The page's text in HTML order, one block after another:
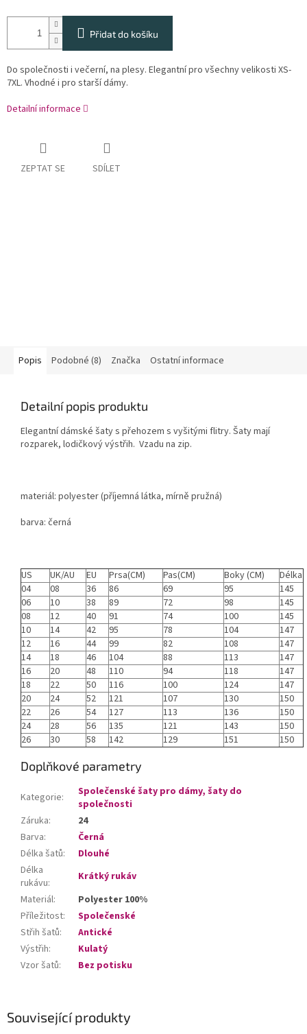
Přidat do košíku
Do společnosti i večerní, na plesy. Elegantní pro všechny velikosti XS-
7XL. Vhodné i pro starší dámy.
Detailní informace
ZEPTAT SE SDÍLET
Související produkty
Popis Podobné (8) Značka Ostatní informace
Detailní popis produktu
Elegantní dámské šaty s přehozem s vyšitými flitry. Šaty mají
rozparek, lodičkový výstřih. Vzadu na zip.
materiál: polyester (příjemná látka, mírně pružná)
barva: černá
US UK/AU EU Prsa(CM) Pas(CM) Boky (CM)
Délka
04
08 36 86 69 95
145
06
10 38 89 72 98
145
08
12 40 91 74 100
145
10
14 42 95 78 104
147
12
16 44 99 82 108
147
14
18 46 104 88 113
147
16
20 48 110 94 118
147
18
22 50 116 100 124
147
20
24 52 121 107 130
150
22
26 54 127 113 136
150
24
28 56 135 121 143
150
26
30 58 142 129 151 150
Doplňkové parametry
Kategorie:
Společenské šaty pro dámy, šaty do
společnosti
Záruka:
24
Barva:
Černá
Délka šatů:
Dlouhé
Délka
rukávu:
Krátký rukáv
Materiál:
Polyester 100%
Příležitost:
Společenské
Střih šatů:
Antické
Výstřih:
Kulatý
Vzor šatů: Bez potisku